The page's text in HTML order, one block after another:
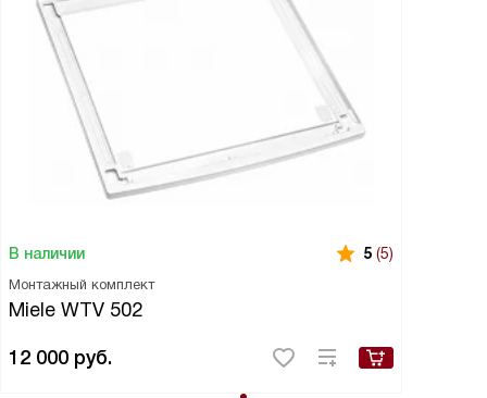
В наличии 5 (5)
Монтажный комплект
Miele WTV 502
12 000 руб.